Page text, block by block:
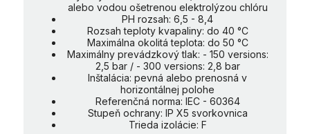
alebo vodou ošetrenou elektrolýzou chlóru
PH rozsah: 6,5 - 8,4
Rozsah teploty kvapaliny: do 40 °C
Maximálna okolitá teplota: do 50 °C
Maximálny prevádzkový tlak: - 150 versions:
2,5 bar / - 300 versions: 2,8 bar
Inštalácia: pevná alebo prenosná v
horizontálnej polohe
Referenčná norma: IEC - 60364
Stupeň ochrany: IP X5 svorkovnica
Trieda izolácie: F